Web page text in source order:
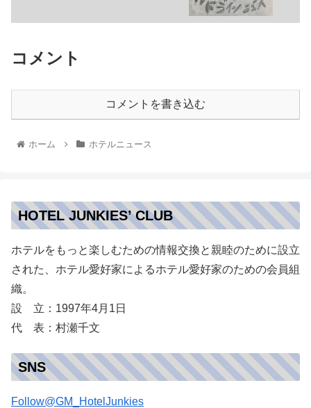
コメント
コメントを書き込む
ホーム ホテルニュース
HOTEL JUNKIES’ CLUB
ホテルをもっと楽しむための情報交換と親睦のために設立
された、ホテル愛好家によるホテル愛好家のための会員組
織。
設 立：1997年4月1日
代 表：村瀬千文
SNS
Follow@GM_HotelJunkies